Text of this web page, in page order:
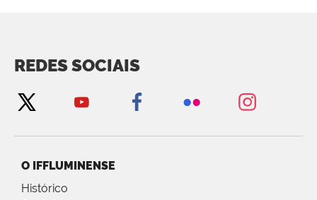
REDES SOCIAIS
O IFFLUMINENSE
Histórico